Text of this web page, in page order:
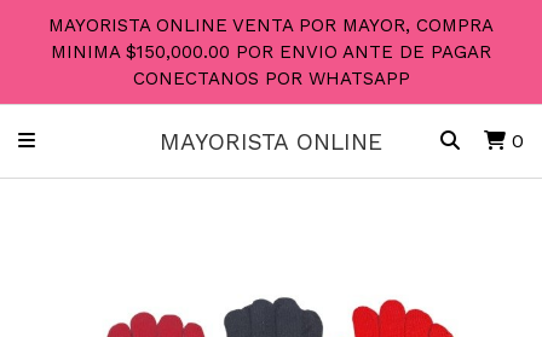
MAYORISTA ONLINE VENTA POR MAYOR, COMPRA
MINIMA $150,000.00 POR ENVIO ANTE DE PAGAR
CONECTANOS POR WHATSAPP
MAYORISTA ONLINE 0